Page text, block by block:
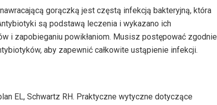
gorączką jest częstą infekcją bakteryjną, która
są podstawą leczenia i wykazano ich
i zapobieganiu powikłaniom. Musisz postępować zgodnie
aby zapewnić całkowite ustąpienie infekcji.
EL, Schwartz RH. Praktyczne wytyczne dotyczące